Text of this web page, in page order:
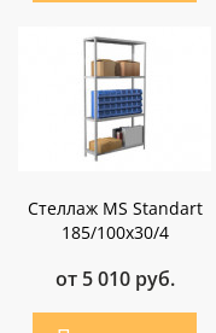
Стеллаж MS Standart
185/100x30/4
от 5 010 руб.